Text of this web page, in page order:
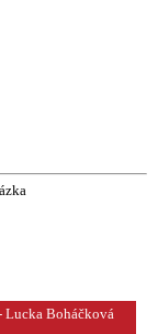
Lucka Boháčková